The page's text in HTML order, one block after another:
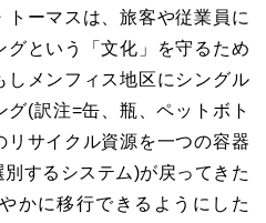
トーマスは、旅客や従業員に
グという「文化」を守るため
しメンフィス地区にシングル
グ(訳注=缶、瓶、ペットボト
リサイクル資源を一つの容器
するシステム)が戻ってきた
かに移行できるようにした